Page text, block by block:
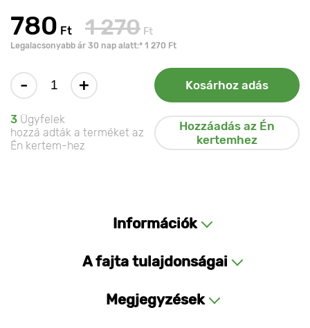
780 Ft 1 270 Ft
Legalacsonyabb ár 30 nap alatt:* 1 270 Ft
- + Kosárhoz adás
3 Ügyfelek
hozzá adták a terméket az
Én kertem-hez
Hozzáadás az Én
kertemhez
Információk
A fajta tulajdonságai
Megjegyzések